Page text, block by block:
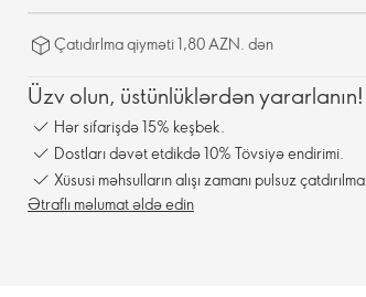
Çatıdırlma qiyməti 1,80 AZN. dən
Üzv olun, üstünlüklərdən yararlanın!
Hər sifarişdə 15% keşbek.
Dostları dəvət etdikdə 10% Tövsiyə endirimi.
Xüsusi məhsulların alışı zamanı pulsuz çatdırılma.
Ətraflı məlumat əldə edin